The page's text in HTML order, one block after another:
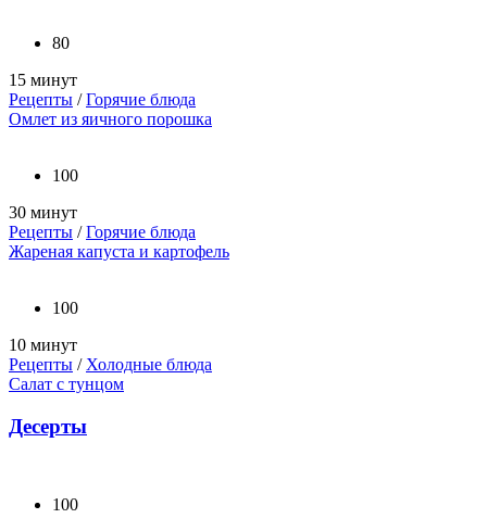
80
15 минут
Рецепты /Горячие блюда
Омлет из яичного порошка
100
30 минут
Рецепты /Горячие блюда
Жареная капуста и картофель
100
10 минут
Рецепты / Холодные блюда
Салат с тунцом
Десерты
100